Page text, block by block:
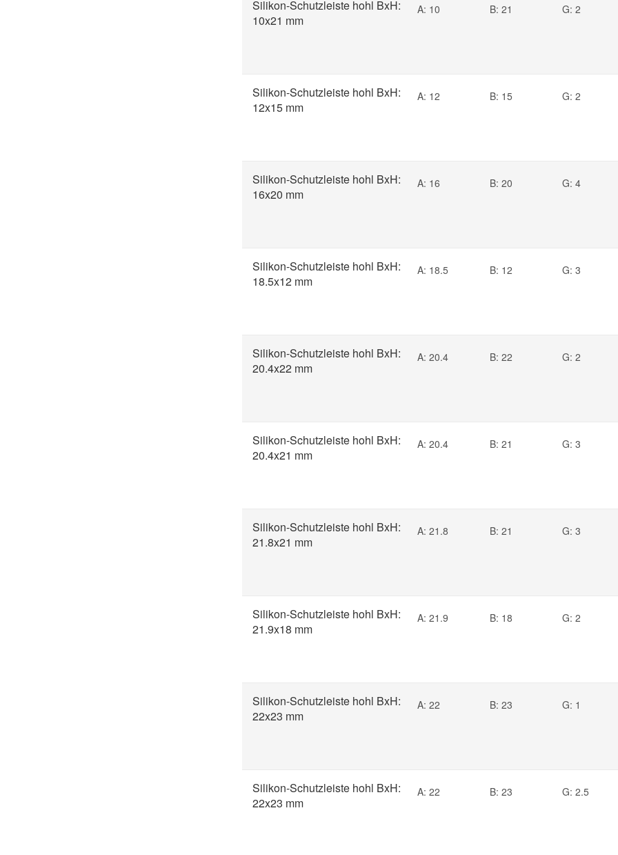
Silikon-Schutzleiste hohl BxH:
10x21 mm
A: 10 B: 21 G: 2
Silikon-Schutzleiste hohl BxH:
12x15 mm
A: 12 B: 15 G: 2
Silikon-Schutzleiste hohl BxH:
16x20 mm
A: 16 B: 20 G: 4
Silikon-Schutzleiste hohl BxH:
18.5x12 mm
A: 18.5 B: 12 G: 3
Silikon-Schutzleiste hohl BxH:
20.4x22 mm
A: 20.4 B: 22 G: 2
Silikon-Schutzleiste hohl BxH:
20.4x21 mm
A: 20.4 B: 21 G: 3
Silikon-Schutzleiste hohl BxH:
21.8x21 mm
A: 21.8 B: 21 G: 3
Silikon-Schutzleiste hohl BxH:
21.9x18 mm
A: 21.9 B: 18 G: 2
Silikon-Schutzleiste hohl BxH:
22x23 mm
A: 22 B: 23 G: 1
Silikon-Schutzleiste hohl BxH:
22x23 mm
A: 22 B: 23 G: 2.5